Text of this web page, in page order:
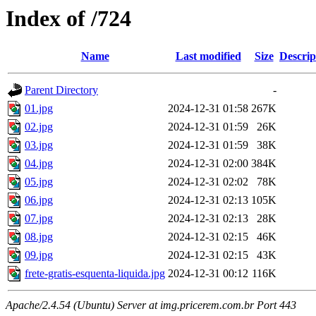
Index of /724
Name Last modified Size
Parent Directory
-
01.jpg
2024-12-31 01:58 267K
02.jpg
2024-12-31 01:59
26K
03.jpg
2024-12-31 01:59
38K
04.jpg
2024-12-31 02:00 384K
05.jpg
2024-12-31 02:02
78K
06.jpg
2024-12-31 02:13 105K
07.jpg
2024-12-31 02:13
28K
08.jpg
2024-12-31 02:15
46K
09.jpg
2024-12-31 02:15
43K
frete-gratis-esquenta-liquida.jpg 2024-12-31 00:12 116K
Apache/2.4.54 (Ubuntu) Server at img.pricerem.com.br Port 443